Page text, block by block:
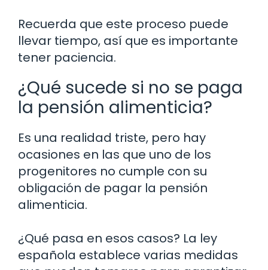
Recuerda que este proceso puede
llevar tiempo, así que es importante
tener paciencia.
¿Qué sucede si no se paga
la pensión alimenticia?
Es una realidad triste, pero hay
ocasiones en las que uno de los
progenitores no cumple con su
obligación de pagar la pensión
alimenticia.
¿Qué pasa en esos casos? La ley
española establece varias medidas